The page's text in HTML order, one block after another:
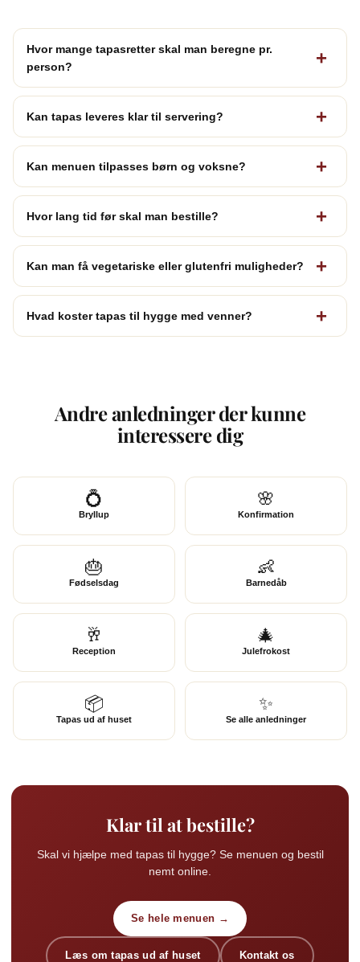
Hvor mange tapasretter skal man beregne pr.
person?
Kan tapas leveres klar til servering?
Kan menuen tilpasses børn og voksne?
Hvor lang tid før skal man bestille?
Kan man få vegetariske eller glutenfri muligheder?
Hvad koster tapas til hygge med venner?
Andre anledninger der kunne
interessere dig
💍
Bryllup
🌸
Konfirmation
🎂
Fødselsdag
👶
Barnedåb
🥂
Reception
🎄
Julefrokost
📦
Tapas ud af huset
✨
Se alle anledninger
Klar til at bestille?
Skal vi hjælpe med tapas til hygge? Se menuen og bestil
nemt online.
Se hele menuen →
Læs om tapas ud af huset Kontakt os